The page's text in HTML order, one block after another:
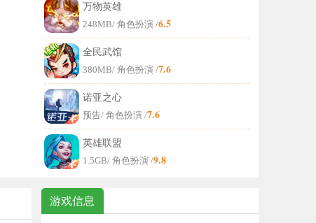
万物英雄
248MB/ 角色扮演 /6.5
全民武馆
380MB/ 角色扮演 /7.6
诺亚之心
预告/ 角色扮演 /7.6
英雄联盟
1.5GB/ 角色扮演 /9.8
游戏信息